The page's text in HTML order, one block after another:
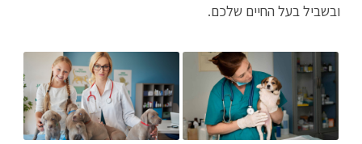
ובשביל בעל החיים שלכם.